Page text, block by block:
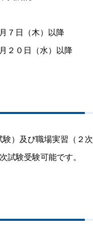
７日（木）以降
２０日（水）以降
）及び職場実習（２
試験受験可能です。